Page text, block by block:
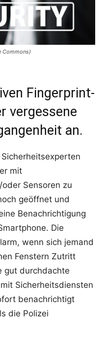
Commons)
Fingerprint-
vergessene
an.
mit
Sensoren zu
geöffnet und
Benachrichtigung
Die
wenn sich jemand
Fenstern Zutritt
gut durchdachte
Sicherheitsdiensten
benachrichtigt
die Polizei